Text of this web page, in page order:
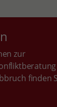
zur
finden